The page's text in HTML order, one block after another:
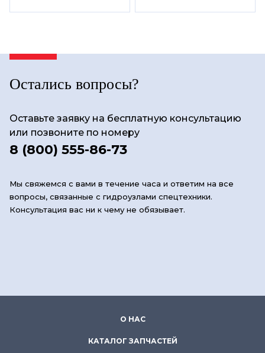
Остались вопросы?
Оставьте заявку на бесплатную консультацию
или позвоните по номеру
8 (800) 555-86-73
Мы свяжемся с вами в течение часа и ответим на все
вопросы, связанные с гидроузлами спецтехники.
Консультация вас ни к чему не обязывает.
О НАС
КАТАЛОГ ЗАПЧАСТЕЙ